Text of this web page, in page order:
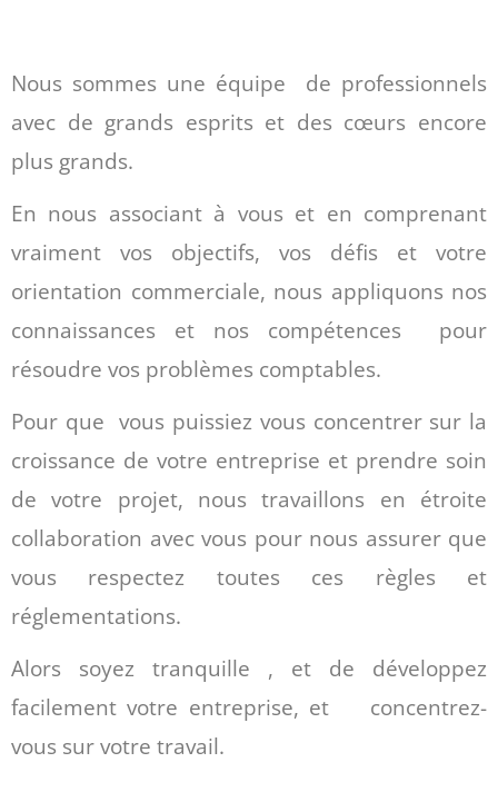
Nous sommes une équipe de professionnels
avec de grands esprits et des cœurs encore
plus grands.
En nous associant à vous et en comprenant
vraiment vos objectifs, vos défis et votre
orientation commerciale, nous appliquons nos
connaissances et nos compétences pour
résoudre vos problèmes comptables.
Pour que vous puissiez vous concentrer sur la
croissance de votre entreprise et prendre soin
de votre projet, nous travaillons en étroite
collaboration avec vous pour nous assurer que
vous respectez toutes ces règles et
réglementations.
Alors soyez tranquille , et de développez
facilement votre entreprise, et concentrez-
vous sur votre travail.